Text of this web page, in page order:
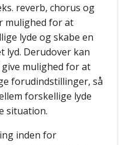
reverb, chorus og
mulighed for at
lyde og skabe en
lyd. Derudover kan
mulighed for at
forudindstillinger, så
forskellige lyde
situation.
inden for